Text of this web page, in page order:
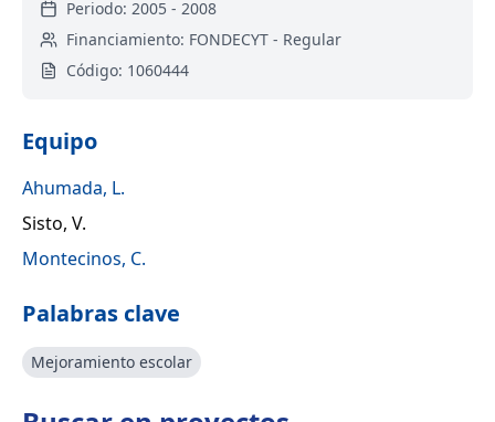
Periodo: 2005 - 2008
Financiamiento: FONDECYT - Regular
Código: 1060444
Equipo
Ahumada, L.
Sisto, V.
Montecinos, C.
Palabras clave
Mejoramiento escolar